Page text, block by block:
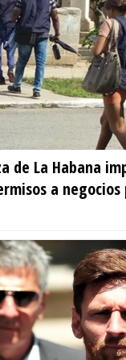
de La Habana
a negocios